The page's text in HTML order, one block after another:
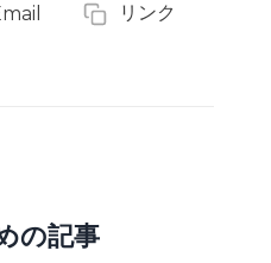
リンク
の記事